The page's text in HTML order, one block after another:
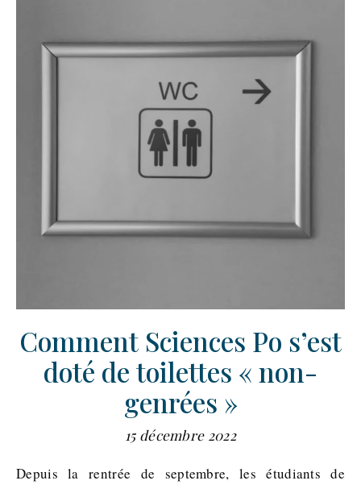
Comment Sciences Po s’est
doté de toilettes « non-
genrées »
15 décembre 2022
Depuis la rentrée de septembre, les étudiants de